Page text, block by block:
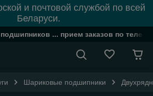
и почтовой службой по всей
Беларуси.
подшипников ... прием заказов по
Шариковые подшипники